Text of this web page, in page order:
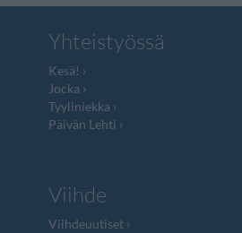
Yhteistyössä
Kesä!
Jocka
Tyyliniekka
Päivän Lehti
Viihde
Viihdeuutiset